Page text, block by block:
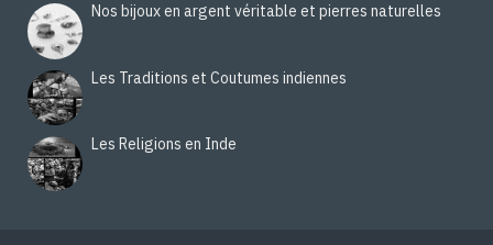
Nos bijoux en argent véritable et pierres naturelles
Les Traditions et Coutumes indiennes
Les Religions en Inde